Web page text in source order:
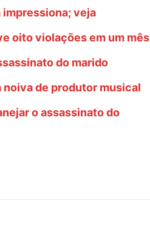
impressiona; veja
oito violações em um mês
do marido
noiva de produtor musical
o assassinato do